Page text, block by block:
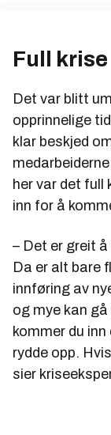
Full krise
Det var blitt
opprinnelige
klar beskjed
her var det
inn for å
– Det er greit
Da er alt bare
innføring av
og mye kan
kommer du
rydde opp.
sier